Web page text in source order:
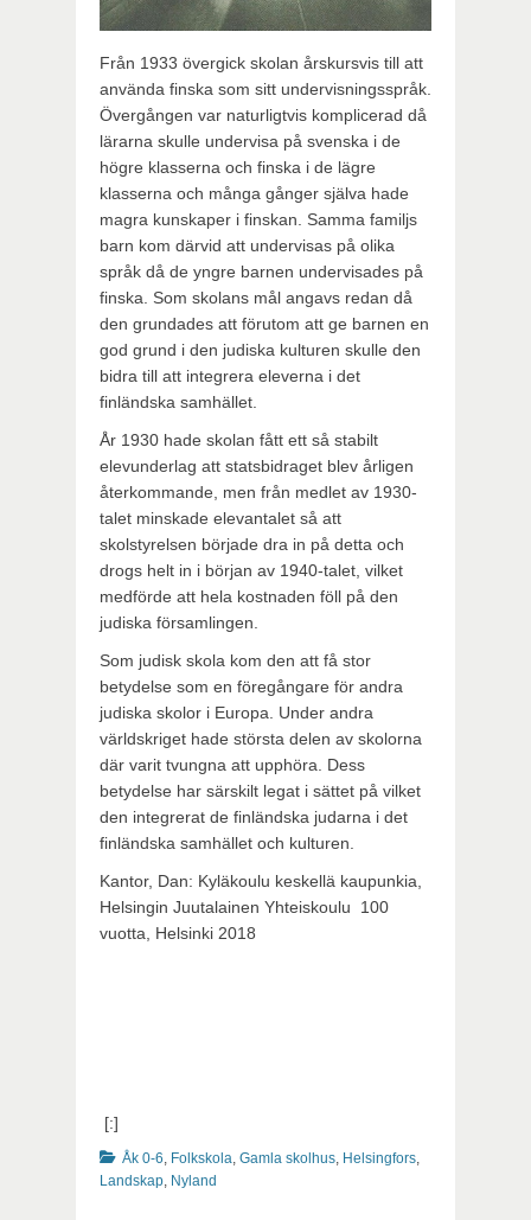
Från 1933 övergick skolan årskursvis till att
använda finska som sitt undervisningsspråk.
Övergången var naturligtvis komplicerad då
lärarna skulle undervisa på svenska i de
högre klasserna och finska i de lägre
klasserna och många gånger själva hade
magra kunskaper i finskan. Samma familjs
barn kom därvid att undervisas på olika
språk då de yngre barnen undervisades på
finska. Som skolans mål angavs redan då
den grundades att förutom att ge barnen en
god grund i den judiska kulturen skulle den
bidra till att integrera eleverna i det
finländska samhället.
År 1930 hade skolan fått ett så stabilt
elevunderlag att statsbidraget blev årligen
återkommande, men från medlet av 1930-
talet minskade elevantalet så att
skolstyrelsen började dra in på detta och
drogs helt in i början av 1940-talet, vilket
medförde att hela kostnaden föll på den
judiska församlingen.
Som judisk skola kom den att få stor
betydelse som en föregångare för andra
judiska skolor i Europa. Under andra
världskriget hade största delen av skolorna
där varit tvungna att upphöra. Dess
betydelse har särskilt legat i sättet på vilket
den integrerat de finländska judarna i det
finländska samhället och kulturen.
Kantor, Dan: Kyläkoulu keskellä kaupunkia,
Helsingin Juutalainen Yhteiskoulu 100
vuotta, Helsinki 2018
[:]
Kategorier
Åk 0-6, Folkskola, Gamla skolhus, Helsingfors,
Landskap, Nyland